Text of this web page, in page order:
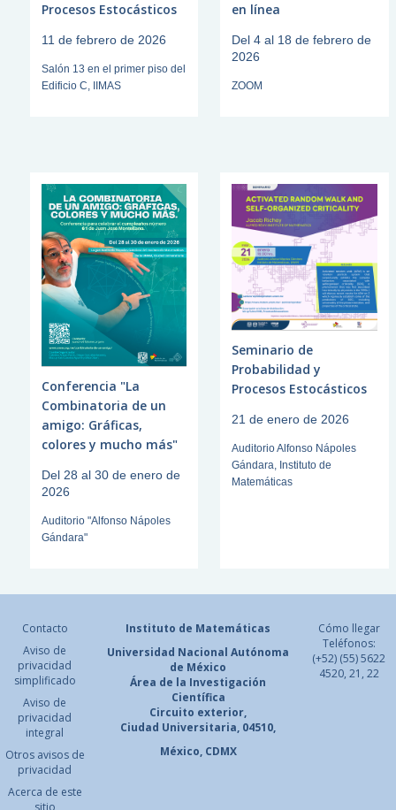
Procesos Estocásticos
11 de febrero de 2026
Salón 13 en el primer piso del
Edificio C, IIMAS
en línea
Del 4 al 18 de febrero de
2026
ZOOM
Conferencia "La
Combinatoria de un
amigo: Gráficas,
colores y mucho más"
Del 28 al 30 de enero de
2026
Auditorio "Alfonso Nápoles
Gándara"
Seminario de
Probabilidad y
Procesos Estocásticos
21 de enero de 2026
Auditorio Alfonso Nápoles
Gándara, Instituto de
Matemáticas
Contacto
Aviso de
privacidad
simplificado
Aviso de
privacidad
integral
Otros avisos de
privacidad
Acerca de este
sitio
Instituto de Matemáticas
Universidad Nacional Autónoma
de México
Área de la Investigación
Científica
Circuito exterior,
Ciudad Universitaria, 04510,
México, CDMX
Cómo llegar
Teléfonos:
(+52) (55) 5622
4520, 21, 22